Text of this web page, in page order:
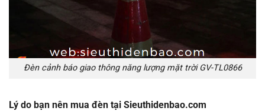
Đèn cảnh báo giao thông năng lượng mặt trời GV-TL0866
Lý do bạn nên mua đèn tại Sieuthidenbao.com